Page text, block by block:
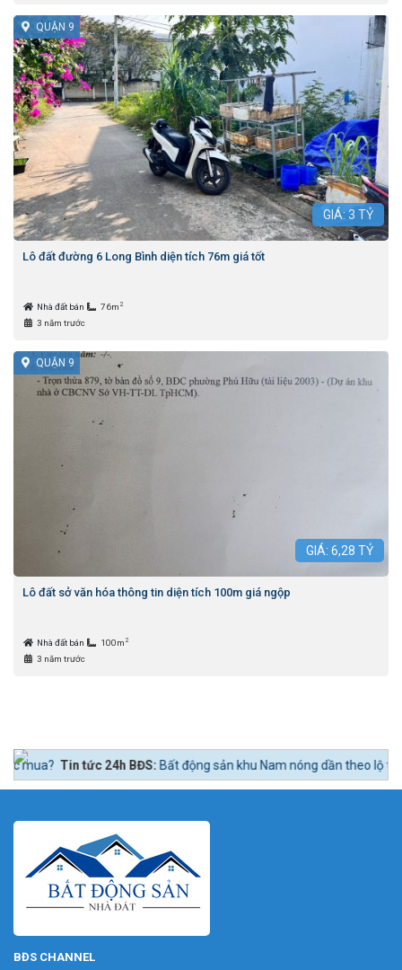
QUẬN 9
GIÁ: 3 TỶ
Lô đất đường 6 Long Bình diện tích 76m giá tốt
Nhà đất bán 76m 2
3 năm trước
QUẬN 9
GIÁ: 6,28 TỶ
Lô đất sở văn hóa thông tin diện tích 100m giá ngộp
Nhà đất bán 100m 2
3 năm trước
24h BĐS:Bất động sản khu Nam nóng dần theo lộ trình lên quận Nhà
BĐS CHANNEL